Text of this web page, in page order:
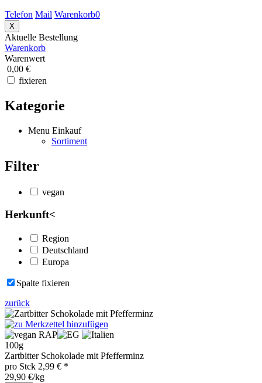
Telefon Mail Warenkorb0
X
Aktuelle Bestellung
Warenkorb
Warenwert
0,00 €
fixieren
Kategorie
Menu Einkauf
Sortiment
Filter
vegan
Herkunft<
Region
Deutschland
Europa
Spalte fixieren
zurück
RAP
100g
Zartbitter Schokolade mit Pfefferminz
pro Stck 2,99 € *
29,90 €/kg